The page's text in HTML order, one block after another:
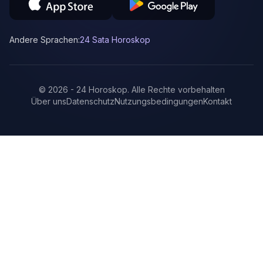
Andere Sprachen:24 Sata Horoskop
© 2026 - 24 Horoskop. Alle Rechte vorbehalten
Über unsDatenschutzNutzungsbedingungenKontakt